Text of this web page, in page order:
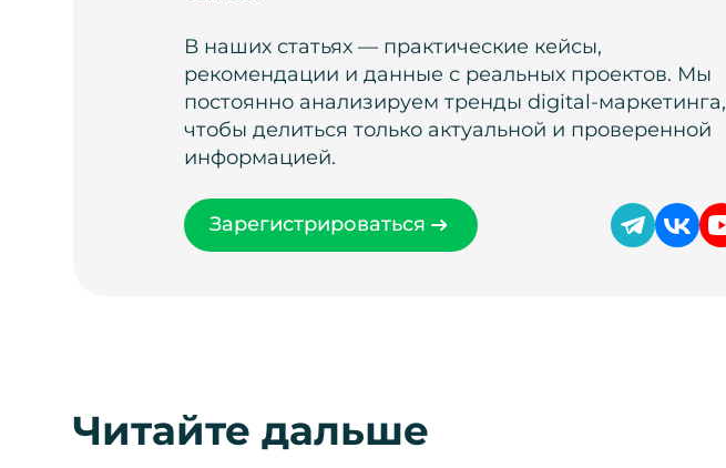
В наших статьях — практические кейсы,
рекомендации и данные с реальных проектов. Мы
постоянно анализируем тренды digital-маркетинга,
чтобы делиться только актуальной и проверенной
информацией.
Зарегистрироваться
Читайте дальше